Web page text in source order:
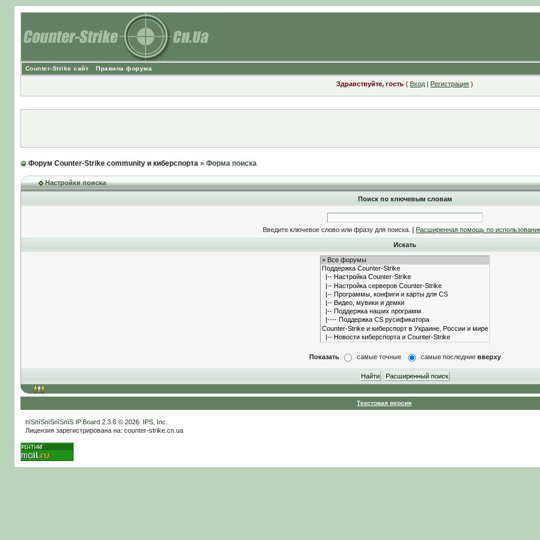
Counter-Strike сайт Правила форума
Здравствуйте, гость ( Вход | Регистрация )
Форум Counter-Strike community и киберспорта» Форма поиска
Настройки поиска
Поиск по ключевым словам
Введите ключевое слово или фразу для поиска. [ Расширенная помощь по
Искать
Показать самые точные самые последние вверху
Текстовая версия
пїЅпїЅпїЅпїЅпїЅ IP.Board2.3.6 © 2026 IPS, Inc
Лицензия зарегистрирована на: counter-strike.cn.ua